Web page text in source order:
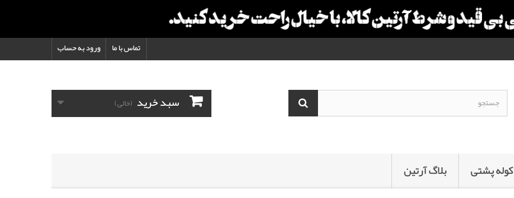
ورود به حساب تماس با ما
سبد خرید (خالی)
کوله پشتی بلاگ آرتین